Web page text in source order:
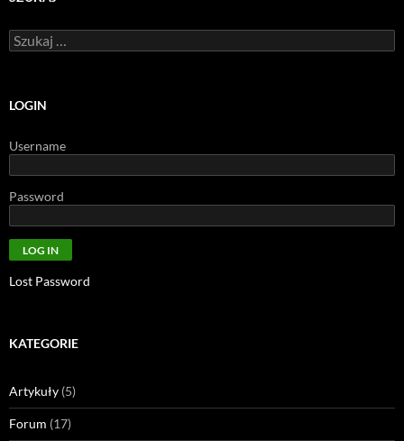
Szukaj:
LOGIN
Username
Password
Lost Password
KATEGORIE
Artykuły (5)
Forum (17)